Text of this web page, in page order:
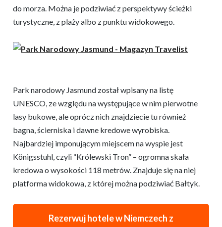
do morza. Można je podziwiać z perspektywy ścieżki
turystyczne, z plaży albo z punktu widokowego.
Park narodowy Jasmund został wpisany na listę
UNESCO, ze względu na występujące w nim pierwotne
lasy bukowe, ale oprócz nich znajdziecie tu również
bagna, ścierniska i dawne kredowe wyrobiska.
Najbardziej imponującym miejscem na wyspie jest
Königsstuhl, czyli “Królewski Tron” – ogromna skała
kredowa o wysokości 118 metrów. Znajduje się na niej
platforma widokowa, z której można podziwiać Bałtyk.
Rezerwuj hotele w Niemczech z